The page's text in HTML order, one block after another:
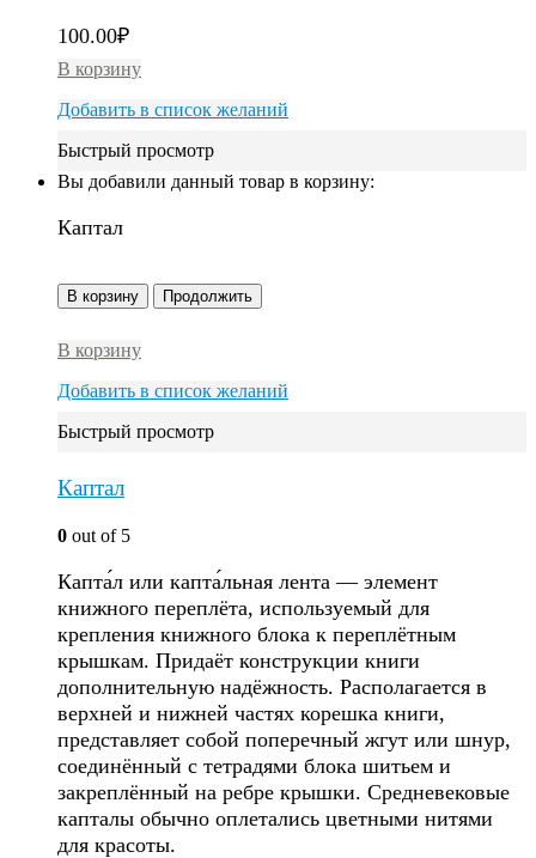
100.00₽
В корзину
Добавить в список желаний
Быстрый просмотр
Вы добавили данный товар в корзину:
Каптал
В корзину Продолжить
В корзину
Добавить в список желаний
Быстрый просмотр
Каптал
0 out of 5
Капта́л или капта́льная лента — элемент
книжного переплёта, используемый для
крепления книжного блока к переплётным
крышкам. Придаёт конструкции книги
дополнительную надёжность. Располагается в
верхней и нижней частях корешка книги,
представляет собой поперечный жгут или шнур,
соединённый с тетрадями блока шитьем и
закреплённый на ребре крышки. Средневековые
капталы обычно оплетались цветными нитями
для красоты.